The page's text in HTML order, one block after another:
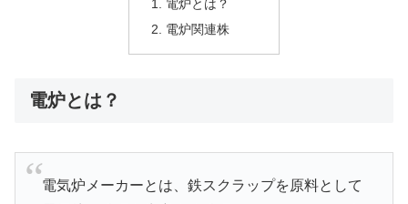
電炉とは？
電炉関連株
電炉とは？
電気炉メーカーとは、鉄スクラップを原料として